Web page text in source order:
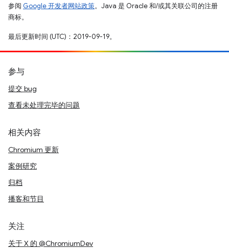
参阅 Google 开发者网站政策。Java 是 Oracle 和/或其关联公司的注册
商标。
最后更新时间 (UTC)：2019-09-19。
参与
提交 bug
查看未处理完毕的问题
相关内容
Chromium 更新
案例研究
归档
播客和节目
关注
关于 X 的 @ChromiumDev